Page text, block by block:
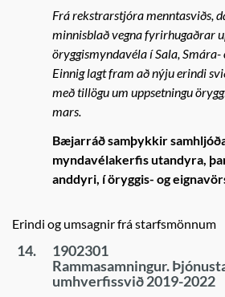
Frá rekstrarstjóra menntasviðs,
minnisblað vegna fyrirhugaðrar
öryggismyndavéla í Sala,
Einnig lagt fram að nýju erindi
með tillögu um uppsetningu
mars.
Bæjarráð samþykkir
myndavélakerfis utandyra,
anddyri, í öryggis- og
Erindi og umsagnir frá starfsmönnum
14.
1902301
Rammasamningur.
umhverfissvið 2019-2022